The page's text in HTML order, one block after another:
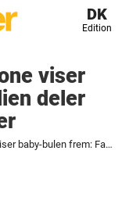
DK
Edition
viser
deler
Christophers gravide kone viser baby-bulen frem: Familien deler nye vidunderlige billeder